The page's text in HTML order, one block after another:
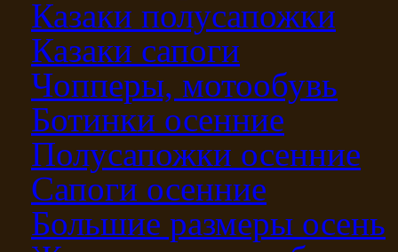
Казаки полусапожки
Казаки сапоги
Чопперы, мотообувь
Ботинки осенние
Полусапожки осенние
Сапоги осенние
Большие размеры осень